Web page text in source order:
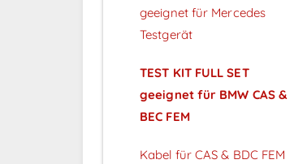
geeignet für Mercedes
Testgerät
TEST KIT FULL SET
geeignet für BMW CAS &
BEC FEM
Kabel für CAS & BDC FEM